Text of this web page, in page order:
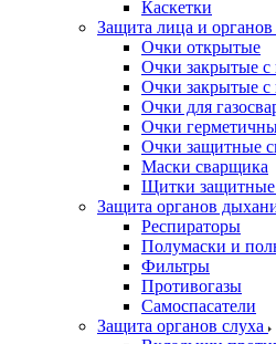
Каскетки
Защита лица и органов
Очки открытые
Очки закрытые с
Очки закрытые с
Очки для
Очки
Очки защитные
Маски сварщика
Щитки
Защита органов
Респираторы
Полумаски и
Фильтры
Противогазы
Самоспасатели
Защита органов слуха